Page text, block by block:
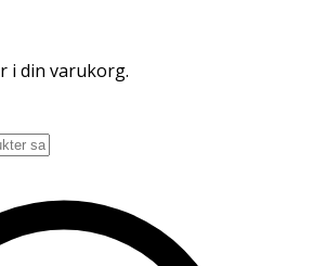
i din varukorg.